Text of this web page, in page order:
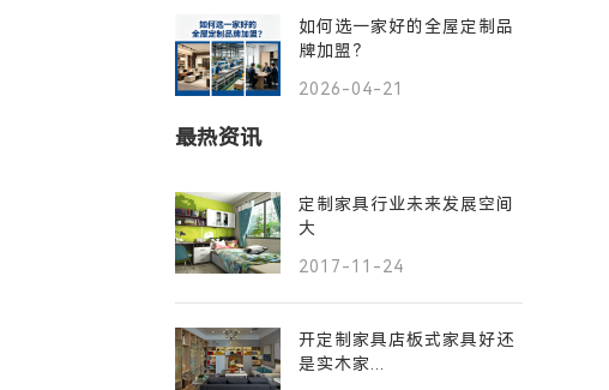
如何选一家好的全屋定制品
牌加盟？
2026-04-21
最热资讯
定制家具行业未来发展空间
大
2017-11-24
开定制家具店板式家具好还
是实木家...